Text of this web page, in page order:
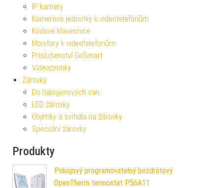
IP kamery
Kamerové jednotky k videotelefonům
Kódové klávesnice
Monitory k videotelefonům
Příslušenství GoSmart
Videozvonky
Žárovky
Do halogenových van
LED žárovky
Objímky a svítidla na žárovky
Speciální žárovky
Produkty
Pokojový programovatelný bezdrátový
OpenTherm termostat P56A11